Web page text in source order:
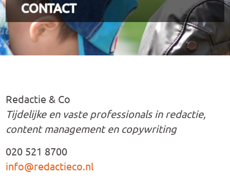
CONTACT
Redactie & Co
Tijdelijke en vaste professionals in redactie,
content management en copywriting
020 521 8700
info@redactieco.nl